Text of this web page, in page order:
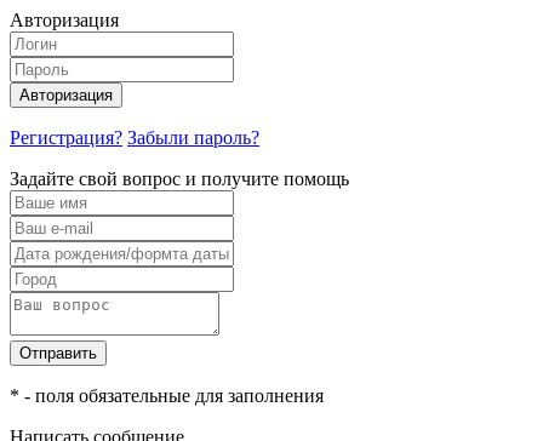
Авторизация
Авторизация
Регистрация? Забыли пароль?
Задайте свой вопрос и получите помощь
Отправить
* - поля обязательные для заполнения
Написать сообщение